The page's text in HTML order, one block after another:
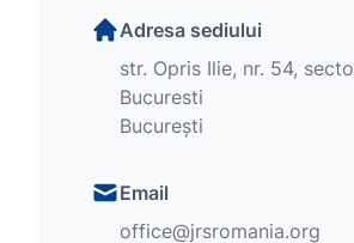
Adresa sediului
str. Opris Ilie, nr. 54,
Bucuresti
București
Email
office@jrsromania.org